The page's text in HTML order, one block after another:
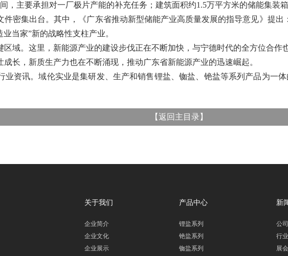
，主要承担对一厂极片产能的补充任务；建筑面积约1.5万平方米的储能集装
密集出台。其中，《广东省推动新型储能产业高质量发展的指导意见》提
当家”新的战略性支柱产业。
域。这里，新能源产业的建设步伐正在不断加快，与宁德时代的全方位合作
长，新质生产力也在不断涌现，推动广东省新能源产业的迅速崛起。
业资讯。域伦实业是集研发、生产和销售锂盐、铷盐、铯盐等系列产品为一
【返回主目录 】
关于我们
企业简介
企业文化
企业展示
产品中心
锂盐系列
铯盐系列
铷盐系列
新
公
行
展